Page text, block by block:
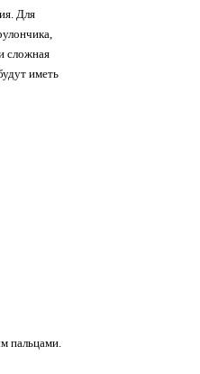
Для
сложная
иметь
пальцами.